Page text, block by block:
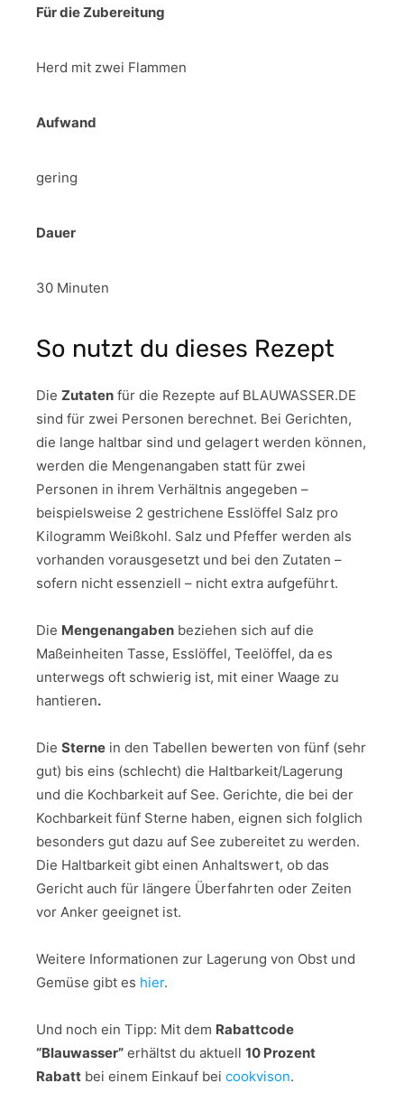
Für die Zubereitung
Herd mit zwei Flammen
Aufwand
gering
Dauer
30 Minuten
So nutzt du dieses Rezept
Die Zutaten für die Rezepte auf BLAUWASSER.DE
sind für zwei Personen berechnet. Bei Gerichten,
die lange haltbar sind und gelagert werden können,
werden die Mengenangaben statt für zwei
Personen in ihrem Verhältnis angegeben –
beispielsweise 2 gestrichene Esslöffel Salz pro
Kilogramm Weißkohl. Salz und Pfeffer werden als
vorhanden vorausgesetzt und bei den Zutaten –
sofern nicht essenziell – nicht extra aufgeführt.
Die Mengenangaben beziehen sich auf die
Maßeinheiten Tasse, Esslöffel, Teelöffel, da es
unterwegs oft schwierig ist, mit einer Waage zu
hantieren.
Die Sterne in den Tabellen bewerten von fünf (sehr
gut) bis eins (schlecht) die Haltbarkeit/Lagerung
und die Kochbarkeit auf See. Gerichte, die bei der
Kochbarkeit fünf Sterne haben, eignen sich folglich
besonders gut dazu auf See zubereitet zu werden.
Die Haltbarkeit gibt einen Anhaltswert, ob das
Gericht auch für längere Überfahrten oder Zeiten
vor Anker geeignet ist.
Weitere Informationen zur Lagerung von Obst und
Gemüse gibt es hier.
Und noch ein Tipp: Mit dem Rabattcode
“Blauwasser” erhältst du aktuell 10 Prozent
Rabatt bei einem Einkauf bei cookvison.